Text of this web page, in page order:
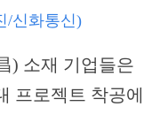
/신화통신)
) 소재 기업들은
프로젝트 착공에